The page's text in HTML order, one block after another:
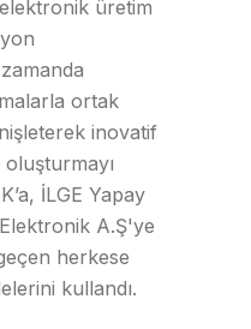
üretim
ortak
inovatif
İLGE Yapay
A.Ş'ye
herkese
kullandı.